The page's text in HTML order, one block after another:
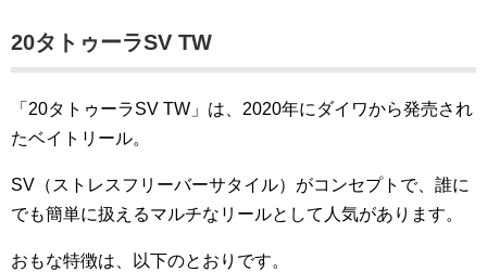
20タトゥーラSV TW
「20タトゥーラSV TW」は、2020年にダイワから発売され
たベイトリール。
SV（ストレスフリーバーサタイル）がコンセプトで、誰に
でも簡単に扱えるマルチなリールとして人気があります。
おもな特徴は、以下のとおりです。